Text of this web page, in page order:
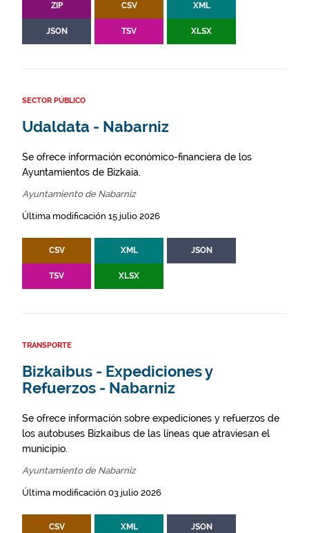
ZIP CSV XML
JSON TSV XLSX
SECTOR PÚBLICO
Udaldata - Nabarniz
Se ofrece información económico-financiera de los
Ayuntamientos de Bizkaia.
Ayuntamiento de Nabarniz
Última modificación 15 julio 2026
CSV XML JSON
TSV XLSX
TRANSPORTE
Bizkaibus - Expediciones y
Refuerzos - Nabarniz
Se ofrece información sobre expediciones y refuerzos de
los autobuses Bizkaibus de las líneas que atraviesan el
municipio.
Ayuntamiento de Nabarniz
Última modificación 03 julio 2026
CSV XML JSON